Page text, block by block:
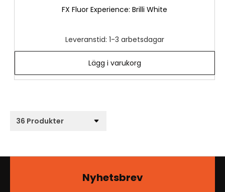
FX Fluor Experience: Brilli White
Leveranstid: 1-3 arbetsdagar
Lägg i varukorg
Nyhetsbrev